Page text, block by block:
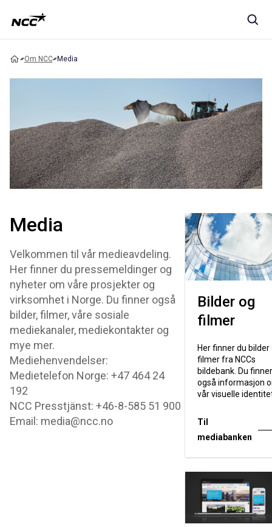
Om NCC Media
Media
Velkommen til vår medieavdeling.
Her finner du pressemeldinger og
nyheter om våre prosjekter og
virksomhet i Norge. Du finner også
bilder, filmer, våre sosiale
mediekanaler, mediekontakter og
mye mer.
Mediehenvendelser:
Medietelefon Norge: +47 464 24
192
NCC Presstjänst: +46-8-585 51 900
Email: media@ncc.no
Bilder og
filmer
Her finner du bilder
filmer fra NCCs
bildebank. Du finner
også informasjon
vår visuelle
Til
mediabanken